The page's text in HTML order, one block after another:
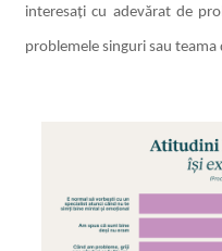
interesați cu adevărat de
problemele singuri sau teama